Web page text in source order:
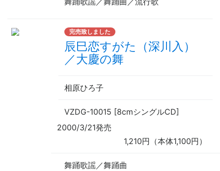
完売致しました
辰巳恋すがた（深川入）
／大慶の舞
相原ひろ子
VZDG-10015 [8cmシングルCD]
2000/3/21発売
1,210円（本体1,100円）
舞踊歌謡／舞踊曲